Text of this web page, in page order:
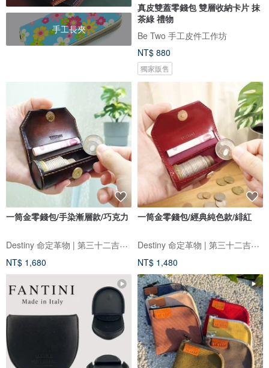
手工長夾
真皮雙蓋零錢包 雙層收納卡片 抹
茶綠 禮物
Be Two 手工皮件工作坊
NT$ 880
獨家販售
一筒金零錢包/手染漸層款/巧克力
Destiny 命定革物 | 第三十二吉室 |
NT$ 1,680
一筒金零錢包/經典純色款/緋紅
Destiny 命定革物 | 第三十二吉室 |
NT$ 1,480